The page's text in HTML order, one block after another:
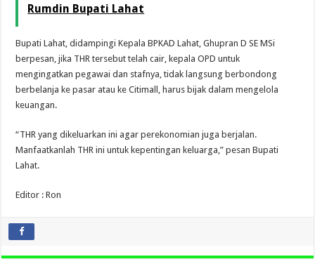
Rumdin Bupati Lahat
Bupati Lahat, didampingi Kepala BPKAD Lahat, Ghupran D SE MSi
berpesan, jika THR tersebut telah cair, kepala OPD untuk
mengingatkan pegawai dan stafnya, tidak langsung berbondong
berbelanja ke pasar atau ke Citimall, harus bijak dalam mengelola
keuangan.
“THR yang dikeluarkan ini agar perekonomian juga berjalan.
Manfaatkanlah THR ini untuk kepentingan keluarga,” pesan Bupati
Lahat.
Editor : Ron